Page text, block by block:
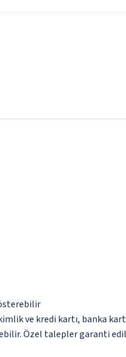
ve kredi kartı, banka
Özel talepler garanti